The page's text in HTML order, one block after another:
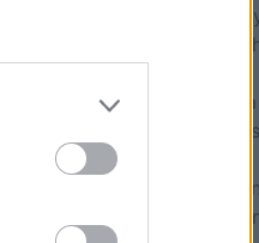
for
for
Esim
Australia
Esim
for